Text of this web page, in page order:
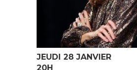
JEUDI 28 JANVIER
20H